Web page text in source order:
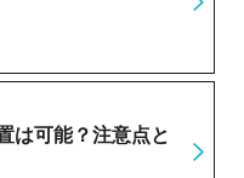
は可能？注意点と